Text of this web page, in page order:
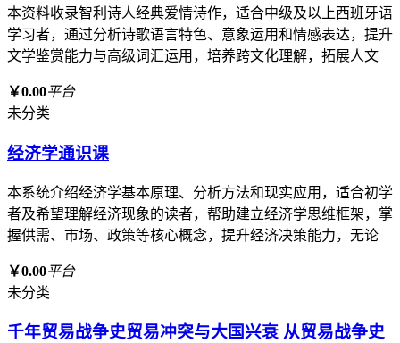
本资料收录智利诗人经典爱情诗作，适合中级及以上西班牙语
学习者，通过分析诗歌语言特色、意象运用和情感表达，提升
文学鉴赏能力与高级词汇运用，培养跨文化理解，拓展人文
￥0.00平台
未分类
经济学通识课
本系统介绍经济学基本原理、分析方法和现实应用，适合初学
者及希望理解经济现象的读者，帮助建立经济学思维框架，掌
握供需、市场、政策等核心概念，提升经济决策能力，无论
￥0.00平台
未分类
千年贸易战争史贸易冲突与大国兴衰 从贸易战争史